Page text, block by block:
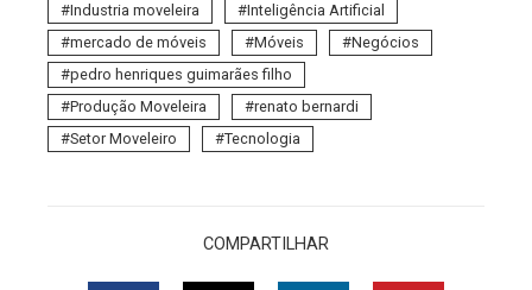
Industria moveleira
Inteligência Artificial
mercado de móveis
Móveis
Negócios
pedro henriques guimarães filho
Produção Moveleira
renato bernardi
Setor Moveleiro
Tecnologia
COMPARTILHAR